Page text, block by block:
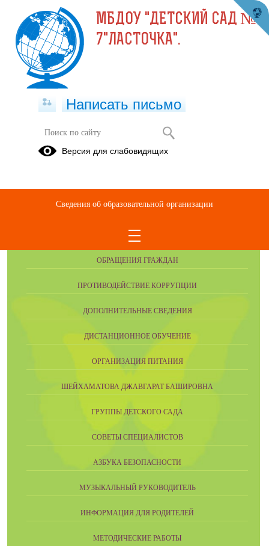
ОБРАЩЕНИЯ ГРАЖДАН
ОБРАЩЕНИЯ ГРАЖДАН
ПРОТИВОДЕЙСТВИЕ КОРРУПЦИИ
ДОПОЛНИТЕЛЬНЫЕ СВЕДЕНИЯ
ДИСТАНЦИОННОЕ ОБУЧЕНИЕ
ОРГАНИЗАЦИЯ ПИТАНИЯ
ШЕЙХАМАТОВА ДЖАВГАРАТ БАШИРОВНА
ГРУППЫ ДЕТСКОГО САДА
СОВЕТЫ СПЕЦИАЛИСТОВ
АЗБУКА БЕЗОПАСНОСТИ
МУЗЫКАЛЬНЫЙ РУКОВОДИТЕЛЬ
ИНФОРМАЦИЯ ДЛЯ РОДИТЕЛЕЙ
МЕТОДИЧЕСКИЕ РАБОТЫ
МБДОУ "ДЕТСКИЙ САД №
7"ЛАСТОЧКА".
Написать письмо
Версия для слабовидящих
Сведения об образовательной организации